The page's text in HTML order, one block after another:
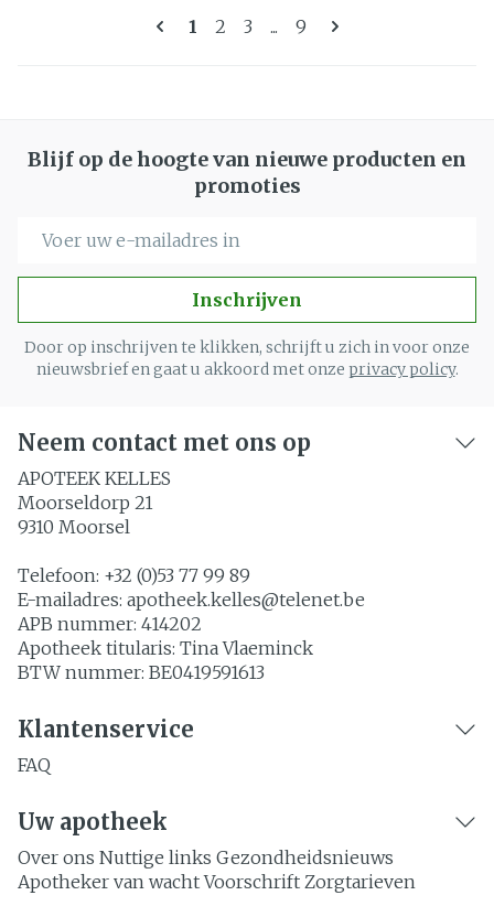
Pagina's
U lees momenteel pagina
1 Pagina
2 Pagina
3 ... Pagina
9
Blijf op de hoogte van nieuwe producten en
promoties
Inschrijven
Door op inschrijven te klikken, schrijft u zich in voor onze
nieuwsbrief en gaat u akkoord met onze privacy policy.
Neem contact met ons op
APOTEEK KELLES
Moorseldorp 21
9310 Moorsel
Telefoon: +32 (0)53 77 99 89
E-mailadres: apotheek.kelles@telenet.be
APB nummer: 414202
Apotheek titularis: Tina Vlaeminck
BTW nummer: BE0419591613
Klantenservice
FAQ
Uw apotheek
Over ons Nuttige links Gezondheidsnieuws
Apotheker van wacht Voorschrift Zorgtarieven